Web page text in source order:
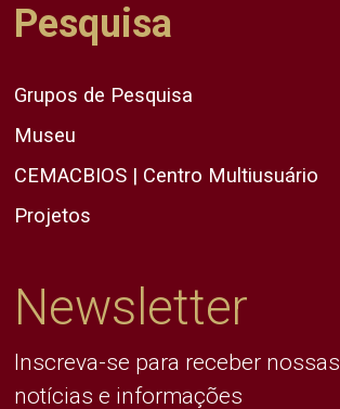
Pesquisa
Grupos de Pesquisa
Museu
CEMACBIOS | Centro Multiusuário
Projetos
Newsletter
Inscreva-se para receber nossas
notícias e informações